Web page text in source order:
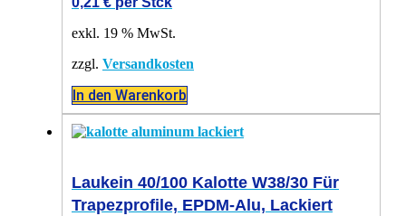
exkl. 19 % MwSt.
zzgl. Versandkosten
In den Warenkorb
Laukein 40/100 Kalotte W38/30 Für
Trapezprofile, EPDM-Alu, Lackiert